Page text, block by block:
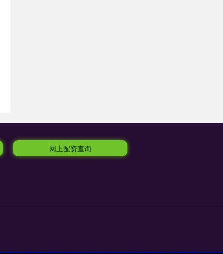
网上配资查询